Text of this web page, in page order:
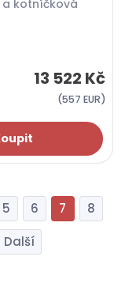
kotníčková
13 522 Kč
(557 EUR)
5 6 7
8